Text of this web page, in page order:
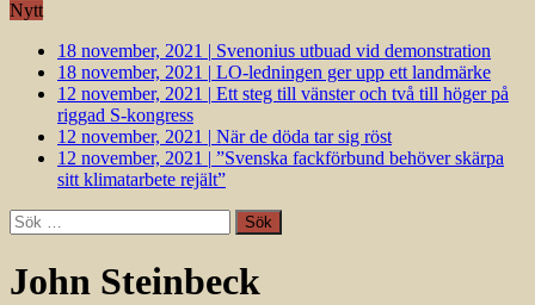
Nytt
18 november, 2021 | Svenonius utbuad vid demonstration
18 november, 2021 | LO-ledningen ger upp ett landmärke
12 november, 2021 | Ett steg till vänster och två till höger på
riggad S-kongress
12 november, 2021 | När de döda tar sig röst
12 november, 2021 | ”Svenska fackförbund behöver skärpa
sitt klimatarbete rejält”
Sök
efter:
John Steinbeck